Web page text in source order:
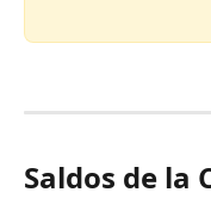
Saldos de la